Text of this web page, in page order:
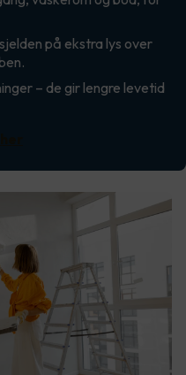
på ekstra lys over
– de gir lengre levetid